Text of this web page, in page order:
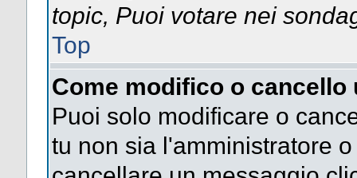
topic, Puoi votare nei
Top
Come modifico o cancello
Puoi solo modificare o
tu non sia l'amministratore